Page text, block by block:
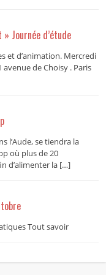
Journée d’étude
et d’animation. Mercredi
avenue de Choisy . Paris
l’Aude, se tiendra la
où plus de 20
d’alimenter la […]
Tout savoir